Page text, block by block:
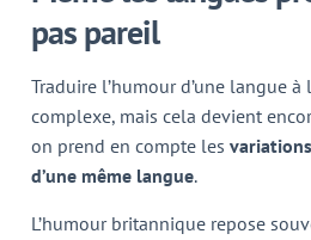
pas pareil
Traduire l’humour d’une langue à
complexe, mais cela devient
on prend en compte les
d’une même langue.
L’humour britannique repose